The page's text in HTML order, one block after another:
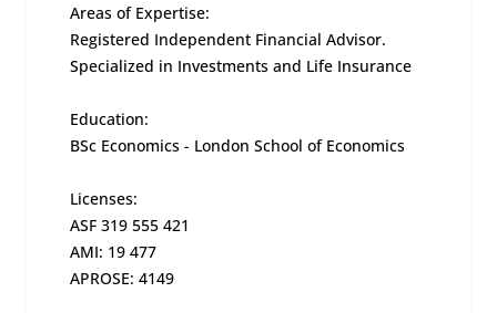
Areas of Expertise:
Registered Independent Financial Advisor.
Specialized in Investments and Life Insurance
Education:
BSc Economics - London School of Economics
Licenses:
ASF 319 555 421
AMI: 19 477
APROSE: 4149